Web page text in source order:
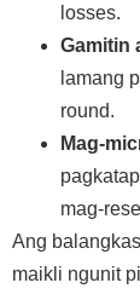
losses.
Gamitin
lamang
round.
Mag-
mag-
Ang
maikli ngunit